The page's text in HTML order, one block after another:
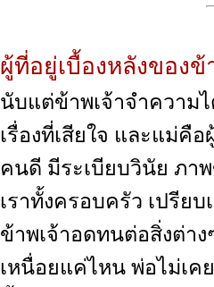
ผู้ที่อยู่เบื้องหลังของข้
นับแต่ข้าพเจ้าจำความ
เรื่องที่เสียใจ และแม่คื
คนดี มีระเบียบวินัย ภา
เราทั้งครอบครัว เปรีย
ข้าพเจ้าอดทนต่อสิ่งต่า
เหนื่อยแค่ไหน พ่อไม่เค